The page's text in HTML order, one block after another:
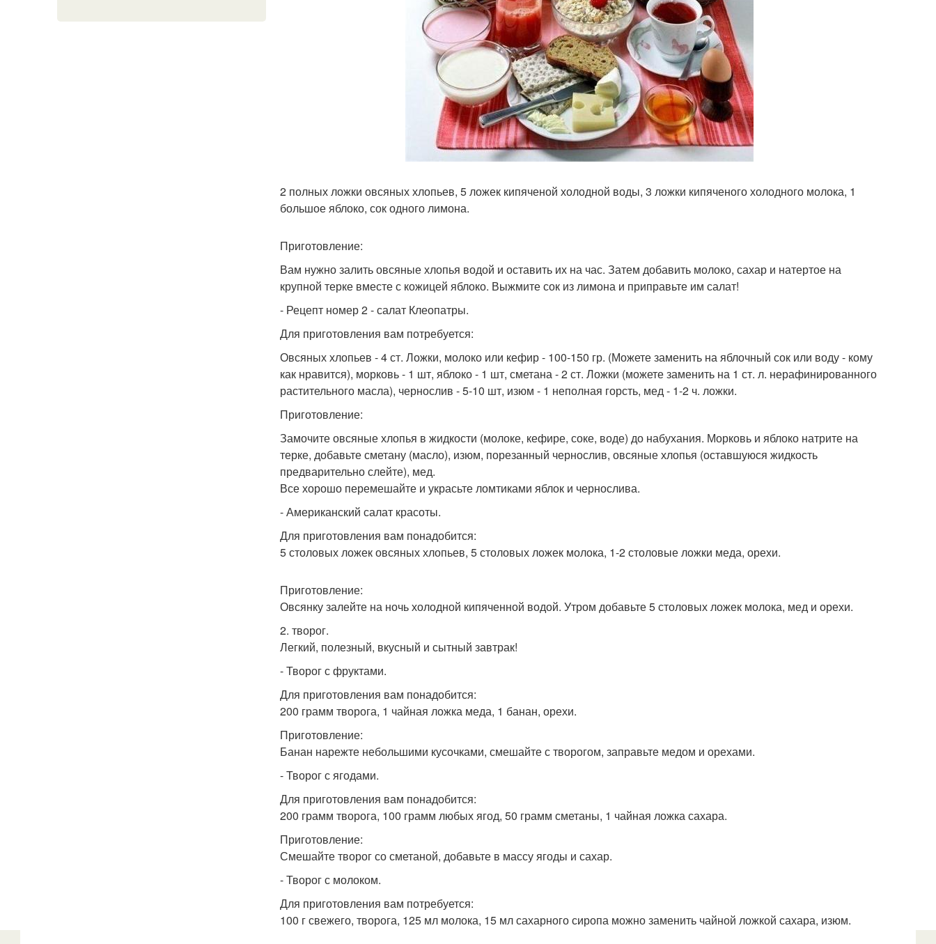
2 полных ложки овсяных хлопьев, 5 ложек кипяченой холодной воды, 3 ложки кипяченого холодного молока, 1
большое яблоко, сок одного лимона.
Приготовление:
Вам нужно залить овсяные хлопья водой и оставить их на час. Затем добавить молоко, сахар и натертое на
крупной терке вместе с кожицей яблоко. Выжмите сок из лимона и приправьте им салат!
- Рецепт номер 2 - салат Клеопатры.
Для приготовления вам потребуется:
Овсяных хлопьев - 4 ст. Ложки, молоко или кефир - 100-150 гр. (Можете заменить на яблочный сок или воду - кому
как нравится), морковь - 1 шт, яблоко - 1 шт, сметана - 2 ст. Ложки (можете заменить на 1 ст. л. нерафинированного
растительного масла), чернослив - 5-10 шт, изюм - 1 неполная горсть, мед - 1-2 ч. ложки.
Приготовление:
Замочите овсяные хлопья в жидкости (молоке, кефире, соке, воде) до набухания. Морковь и яблоко натрите на
терке, добавьте сметану (масло), изюм, порезанный чернослив, овсяные хлопья (оставшуюся жидкость
предварительно слейте), мед.
Все хорошо перемешайте и украсьте ломтиками яблок и чернослива.
- Американский салат красоты.
Для приготовления вам понадобится:
5 столовых ложек овсяных хлопьев, 5 столовых ложек молока, 1-2 столовые ложки меда, орехи.
Приготовление:
Овсянку залейте на ночь холодной кипяченной водой. Утром добавьте 5 столовых ложек молока, мед и орехи.
2. творог.
Легкий, полезный, вкусный и сытный завтрак!
- Творог с фруктами.
Для приготовления вам понадобится:
200 грамм творога, 1 чайная ложка меда, 1 банан, орехи.
Приготовление:
Банан нарежте небольшими кусочками, смешайте с творогом, заправьте медом и орехами.
- Творог с ягодами.
Для приготовления вам понадобится:
200 грамм творога, 100 грамм любых ягод, 50 грамм сметаны, 1 чайная ложка сахара.
Приготовление:
Смешайте творог со сметаной, добавьте в массу ягоды и сахар.
- Творог с молоком.
Для приготовления вам потребуется:
100 г свежего, творога, 125 мл молока, 15 мл сахарного сиропа можно заменить чайной ложкой сахара, изюм.